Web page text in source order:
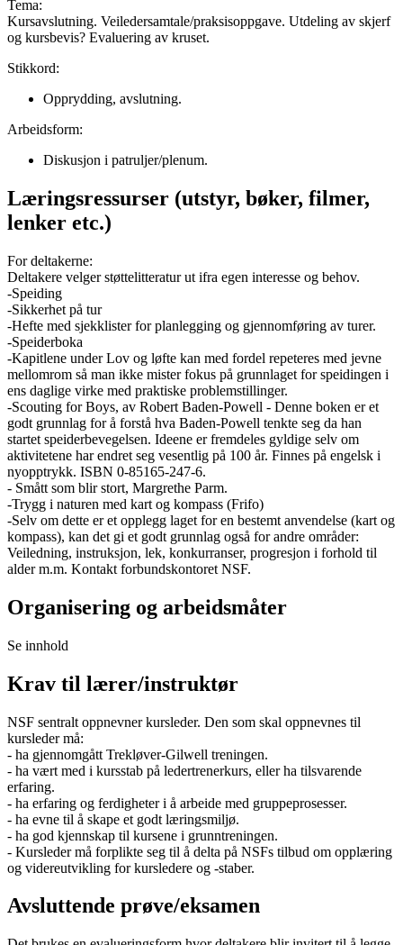
Tema:
Kursavslutning. Veiledersamtale/praksisoppgave. Utdeling av skjerf
og kursbevis? Evaluering av kruset.
Stikkord:
Opprydding, avslutning.
Arbeidsform:
Diskusjon i patruljer/plenum.
Læringsressurser (utstyr, bøker, filmer,
lenker etc.)
For deltakerne:
Deltakere velger støttelitteratur ut ifra egen interesse og behov.
-Speiding
-Sikkerhet på tur
-Hefte med sjekklister for planlegging og gjennomføring av turer.
-Speiderboka
-Kapitlene under Lov og løfte kan med fordel repeteres med jevne
mellomrom så man ikke mister fokus på grunnlaget for speidingen i
ens daglige virke med praktiske problemstillinger.
-Scouting for Boys, av Robert Baden-Powell - Denne boken er et
godt grunnlag for å forstå hva Baden-Powell tenkte seg da han
startet speiderbevegelsen. Ideene er fremdeles gyldige selv om
aktivitetene har endret seg vesentlig på 100 år. Finnes på engelsk i
nyopptrykk. ISBN 0-85165-247-6.
- Smått som blir stort, Margrethe Parm.
-Trygg i naturen med kart og kompass (Frifo)
-Selv om dette er et opplegg laget for en bestemt anvendelse (kart og
kompass), kan det gi et godt grunnlag også for andre områder:
Veiledning, instruksjon, lek, konkurranser, progresjon i forhold til
alder m.m. Kontakt forbundskontoret NSF.
Organisering og arbeidsmåter
Se innhold
Krav til lærer/instruktør
NSF sentralt oppnevner kursleder. Den som skal oppnevnes til
kursleder må:
- ha gjennomgått Trekløver-Gilwell treningen.
- ha vært med i kursstab på ledertrenerkurs, eller ha tilsvarende
erfaring.
- ha erfaring og ferdigheter i å arbeide med gruppeprosesser.
- ha evne til å skape et godt læringsmiljø.
- ha god kjennskap til kursene i grunntreningen.
- Kursleder må forplikte seg til å delta på NSFs tilbud om opplæring
og videreutvikling for kursledere og -staber.
Avsluttende prøve/eksamen